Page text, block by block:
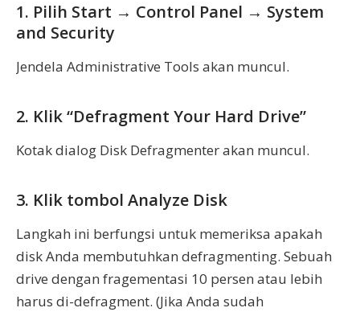
1. Pilih Start → Control Panel → System
and Security
Jendela Administrative Tools akan muncul.
2. Klik “Defragment Your Hard Drive”
Kotak dialog Disk Defragmenter akan muncul.
3. Klik tombol Analyze Disk
Langkah ini berfungsi untuk memeriksa apakah
disk Anda membutuhkan defragmenting. Sebuah
drive dengan fragementasi 10 persen atau lebih
harus di-defragment. (Jika Anda sudah